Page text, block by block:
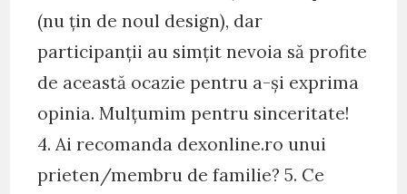
(nu țin de noul design), dar
participanții au simțit nevoia să profite
de această ocazie pentru a-și exprima
opinia. Mulțumim pentru sinceritate!
4. Ai recomanda dexonline.ro unui
prieten/membru de familie? 5. Ce